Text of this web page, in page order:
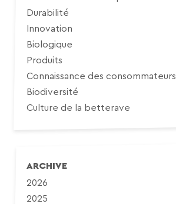
Durabilité
Innovation
Biologique
Produits
Connaissance des consommateurs
Biodiversité
Culture de la betterave
ARCHIVE
2026
2025